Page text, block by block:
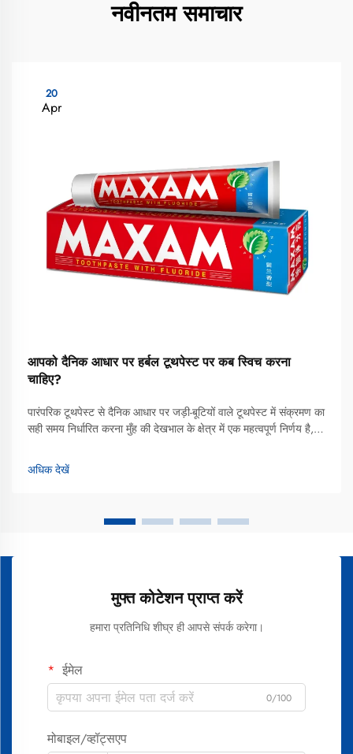
नवीनतम समाचार
20
Apr
आपको दैनिक आधार पर हर्बल टूथपेस्ट पर कब स्विच करना
चाहिए?
पारंपरिक टूथपेस्ट से दैनिक आधार पर जड़ी-बूटियों वाले टूथपेस्ट में संक्रमण का
सही समय निर्धारित करना मुँह की देखभाल के क्षेत्र में एक महत्वपूर्ण निर्णय है,
प्रभावित करता है। कई लोग अपने आप को इस प्रश्न के सामने पाते हैं कि...
अधिक देखें
मुफ्त कोटेशन प्राप्त करें
हमारा प्रतिनिधि शीघ्र ही आपसे संपर्क करेगा।
ईमेल
0/100
मोबाइल/व्हॉट्सएप